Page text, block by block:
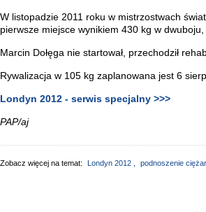
W listopadzie 2011 roku w mistrzostwach
pierwsze miejsce wynikiem 430 kg w
Marcin Dołęga nie startował, przechodził
Rywalizacja w 105 kg zaplanowana jest 6
Londyn 2012 - serwis specjalny >>>
PAP/aj
Zobacz więcej na temat: Londyn 2012 podnoszenie